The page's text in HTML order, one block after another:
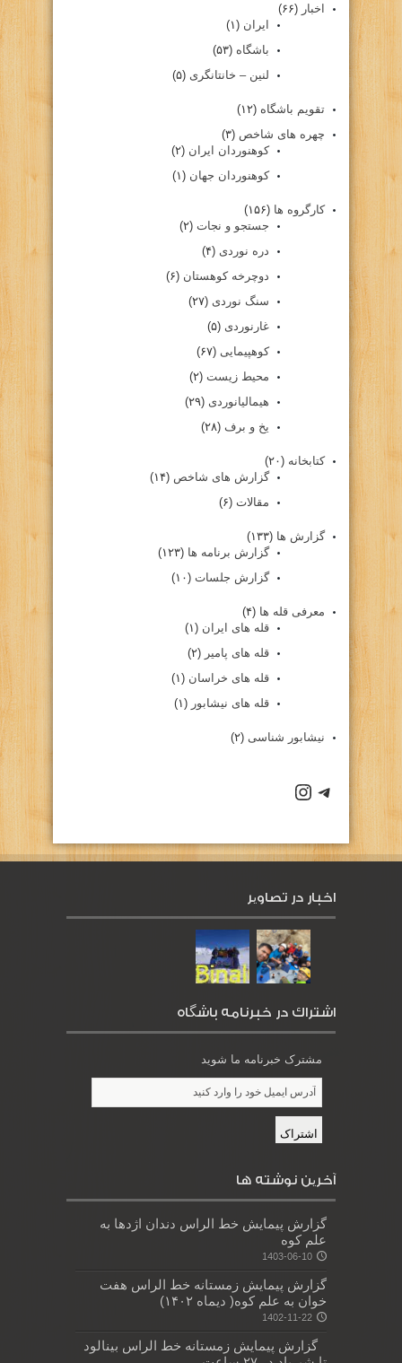
اخبار (۶۶)
ایران (۱)
باشگاه (۵۳)
لنین – خانتانگری (۵)
تقویم باشگاه (۱۲)
چهره های شاخص (۳)
کوهنوردان ایران (۲)
کوهنوردان جهان (۱)
کارگروه ها (۱۵۶)
جستجو و نجات (۲)
دره نوردی (۴)
دوچرخه کوهستان (۶)
سنگ نوردی (۲۷)
غارنوردی (۵)
کوهپیمایی (۶۷)
محیط زیست (۲)
هیمالیانوردی (۲۹)
یخ و برف (۲۸)
کتابخانه (۲۰)
گزارش های شاخص (۱۴)
مقالات (۶)
گزارش ها (۱۳۳)
گزارش برنامه ها (۱۲۳)
گزارش جلسات (۱۰)
معرفی قله ها (۴)
قله های ایران (۱)
قله های پامیر (۲)
قله های خراسان (۱)
قله های نیشابور (۱)
نیشابور شناسی (۲)
كانال تلگرام باشگاه
صفحه اينستاگرام باشگاه
اخبار در تصاویر
اشتراك در خبرنامه باشگاه
مشترک خبرنامه ما شوید
آخرین نوشته ها
گزارش پیمایش خط الراس دندان اژدها به
علم کوه
1403-06-10
گزارش پیمایش زمستانه خط الراس هفت
خوان به علم کوه( دیماه ۱۴۰۲)
1402-11-22
گزارش پیمایش زمستانه خط الراس بینالود